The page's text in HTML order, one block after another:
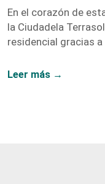
En el corazón de
la Ciudadela
residencial gracias
Leer más →